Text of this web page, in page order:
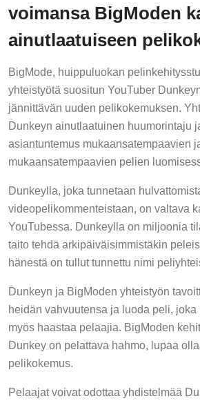
voimansa BigModen
ainutlaatuiseen
BigMode, huippuluokan
yhteistyötä suositun YouTuber
jännittävän uuden pelikokemuksen.
Dunkeyn ainutlaatuinen huumorintaju
asiantuntemus mukaansatempaavien
mukaansatempaavien pelien
Dunkeylla, joka tunnetaan
videopelikommenteistaan, on valtava
YouTubessa. Dunkeylla on miljoonia
taito tehdä arkipäiväisimmistäkin
hänestä on tullut tunnettu nimi
Dunkeyn ja BigModen yhteistyön
heidän vahvuutensa ja luoda peli, joka
myös haastaa pelaajia. BigModen
Dunkey on pelattava hahmo, lupaa
pelikokemus.
Pelaajat voivat odottaa yhdistelmää